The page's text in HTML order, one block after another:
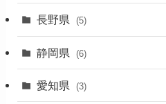
(1)
(5)
(1)
長野県 (5)
静岡県 (6)
愛知県 (3)